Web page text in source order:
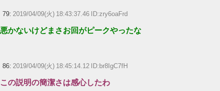
79: 2019/04/09(火) 18:43:37.46 ID:zry6oaFrd
悪かないけどまさお回がピークやったな
86: 2019/04/09(火) 18:45:14.12 ID:br8IgC7fH
この説明の簡潔さは感心したわ